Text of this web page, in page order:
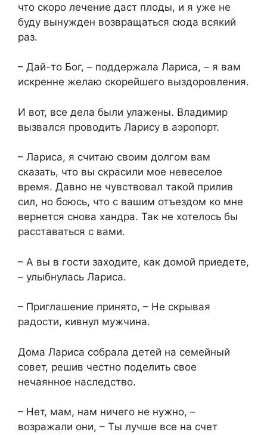
что скоро лечение даст плоды, и я уже не
буду вынужден возвращаться сюда всякий
раз.
– Дай-то Бог, – поддержала Лариса, – я вам
искренне желаю скорейшего выздоровления.
И вот, все дела были улажены. Владимир
вызвался проводить Ларису в аэропорт.
– Лариса, я считаю своим долгом вам
сказать, что вы скрасили мое невеселое
время. Давно не чувствовал такой прилив
сил, но боюсь, что с вашим отъездом ко мне
вернется снова хандра. Так не хотелось бы
расставаться с вами.
– А вы в гости заходите, как домой приедете,
– улыбнулась Лариса.
– Приглашение принято, – Не скрывая
радости, кивнул мужчина.
Дома Лариса собрала детей на семейный
совет, решив честно поделить свое
нечаянное наследство.
– Нет, мам, нам ничего не нужно, –
возражали они, – Ты лучше все на счет